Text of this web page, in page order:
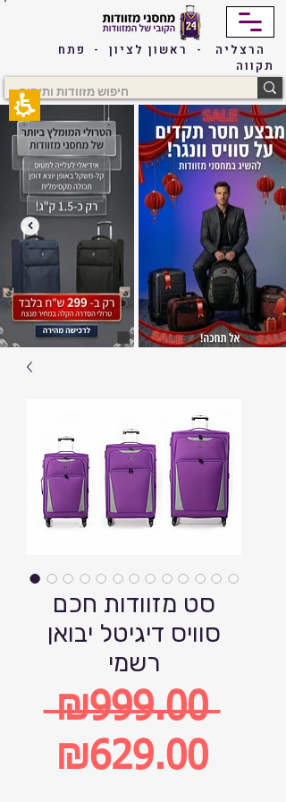
The
page,
click
to
move
the
main
Content
הרצליה - ראשון לציון - פתח
תקווה
סט מזוודות חכם
סוויס דיגיטל יבואן
רשמי
₪999.00
Regular
₪629.00